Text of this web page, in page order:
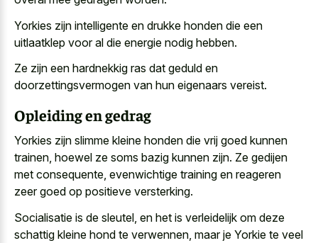
Yorkies zijn intelligente en drukke honden die een
uitlaatklep voor al die energie nodig hebben.
Ze zijn een hardnekkig ras dat geduld en
doorzettingsvermogen van hun eigenaars vereist.
Opleiding en gedrag
Yorkies zijn slimme kleine honden die vrij goed kunnen
trainen, hoewel ze soms bazig kunnen zijn. Ze gedijen
met consequente, evenwichtige training en reageren
zeer goed op positieve versterking.
Socialisatie is de sleutel, en het is verleidelijk om deze
schattig kleine hond te verwennen, maar je Yorkie te veel